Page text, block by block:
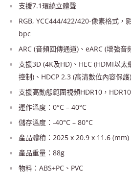
支援7.1環繞立體聲
RGB, YCC444/422/420-像素格式，
bpc
ARC (音頻回傳通道)、eARC (增強音
支援3D (4K及HD)、HEC (HDMI以太
控制)、HDCP 2.3 (高清數位內容保護)
支援高動態範圍視頻HDR10，
運作溫度：0°C – 40°C
儲存溫度：-40°C – 80°C
產品體積：2025 x 20.9 x 11.6 (mm)
產品重量：88g
物料：ABS+PC、PVC